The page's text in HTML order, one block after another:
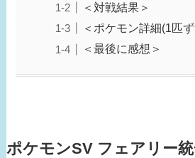
＜対戦結果＞
＜ポケモン詳細(1匹ず
＜最後に感想＞
ポケモンSV フェアリー